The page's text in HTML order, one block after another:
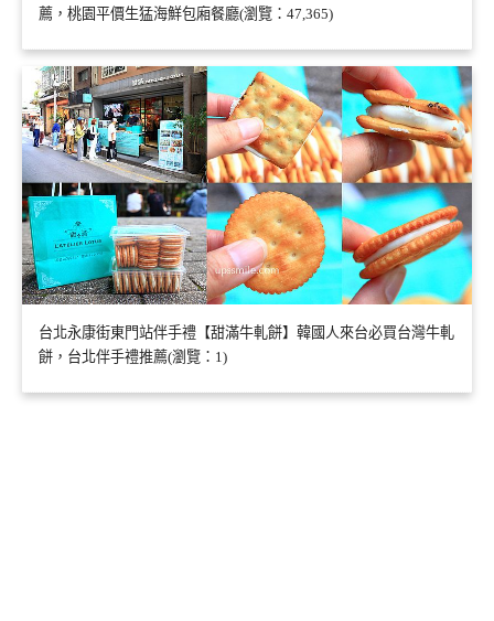
薦，桃園平價生猛海鮮包廂餐廳(瀏覽：47,365)
台北永康街東門站伴手禮【甜滿牛軋餅】韓國人來台必買台灣牛軋
餅，台北伴手禮推薦(瀏覽：1)